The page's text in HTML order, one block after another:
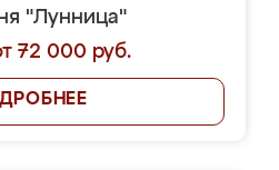
"Лунница"
72 000 руб.